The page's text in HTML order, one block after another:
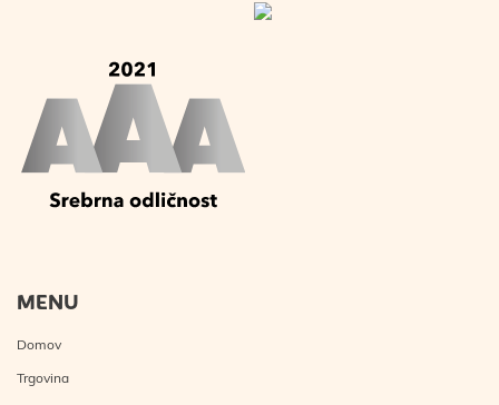
MENU
Domov
Trgovina